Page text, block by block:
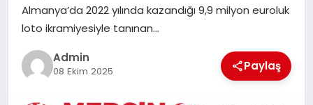
YAŞAM
SPOR
Almanya’da 2022 yılında kazandığı 9,9 milyon euroluk
loto ikramiyesiyle tanınan…
Admin
08 Ekim 2025 Paylaş